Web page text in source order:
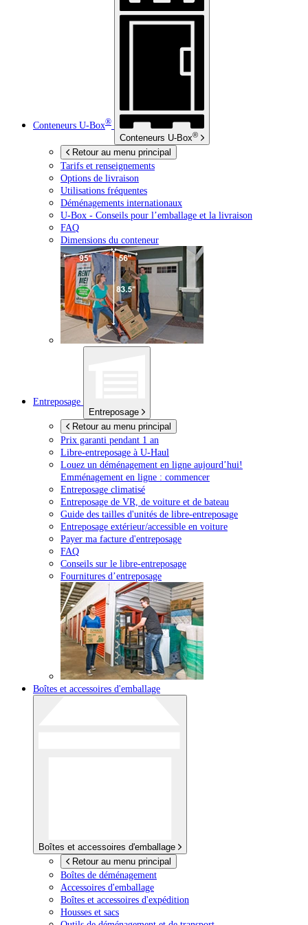
Conteneurs U-Box®
Conteneurs U-Box®
Retour au menu principal
Tarifs et renseignements
Options de livraison
Utilisations fréquentes
Déménagements internationaux
U-Box - Conseils pour l’emballage et la livraison
FAQ
Dimensions du conteneur
Entreposage
Entreposage
Retour au menu principal
Prix garanti pendant 1 an
Libre-entreposage à U-Haul
Louez un déménagement en ligne aujourd’hui!
Emménagement en ligne : commencer
Entreposage climatisé
Entreposage de VR, de voiture et de bateau
Guide des tailles d'unités de libre-entreposage
Entreposage extérieur/accessible en voiture
Payer ma facture d'entreposage
FAQ
Conseils sur le libre-entreposage
Fournitures d’entreposage
Boîtes et accessoires d'emballage
Boîtes et accessoires d'emballage
Retour au menu principal
Boîtes de déménagement
Accessoires d'emballage
Boîtes et accessoires d'expédition
Housses et sacs